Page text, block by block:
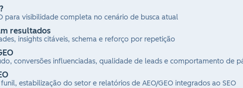
para visibilidade completa no cenário de busca atual
resultados
insights citáveis, schema e reforço por repetição
conversões influenciadas, qualidade de leads e comportamento de
estabilização do setor e relatórios de AEO/GEO integrados ao SEO